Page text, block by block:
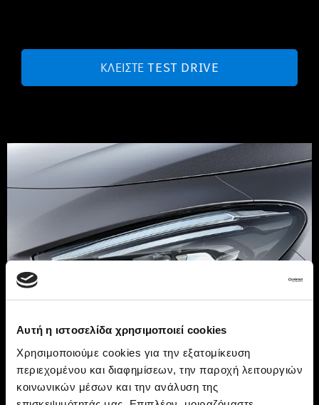
Αυτή η ιστοσελίδα χρησιμοποιεί cookies
Χρησιμοποιούμε cookies για την εξατομίκευση
περιεχομένου και διαφημίσεων, την παροχή λειτουργιών
κοινωνικών μέσων και την ανάλυση της
ΚΛΕΊΣΤΕ TEST DRIVE
Το εξωτερικό του eCitan